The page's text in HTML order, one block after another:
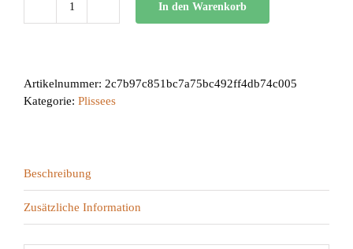
BB
In den Warenkorb
Artikelnummer: 2c7b97c851bc7a75bc492ff4db74c005
Kategorie: Plissees
Beschreibung
Zusätzliche Information